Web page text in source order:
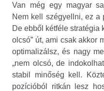
Van még egy magyar
Nem kell szégyellni, ez a
De ebből kétféle stratégia
olcsó” út, ami csak akkor
optimalizálsz, és nagy
„nem olcsó, de
stabil minőség kell.
pozícióból ritkán lesz